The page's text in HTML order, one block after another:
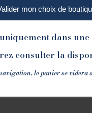
mon choix de
dans
consulter la
le panier se videra